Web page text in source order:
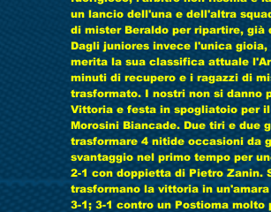
un lancio dell'una e dell'altra
di mister Beraldo per ripartire, già
Dagli juniores invece l'unica
merita la sua classifica attuale
minuti di recupero e i ragazzi di
trasformato. I nostri non si danno
Vittoria e festa in spogliatoio per
Morosini Biancade. Due tiri e due
trasformare 4 nitide occasioni da
svantaggio nel primo tempo per
2-1 con doppietta di Pietro Zanin.
trasformano la vittoria in
3-1; 3-1 contro un Postioma